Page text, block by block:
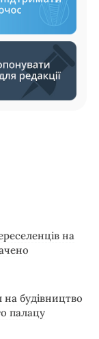
на
на будівництво
палацу